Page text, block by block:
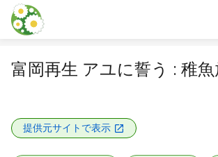
本文に飛ぶ
富岡再生 アユに誓う : 稚
提供元サイトで表示